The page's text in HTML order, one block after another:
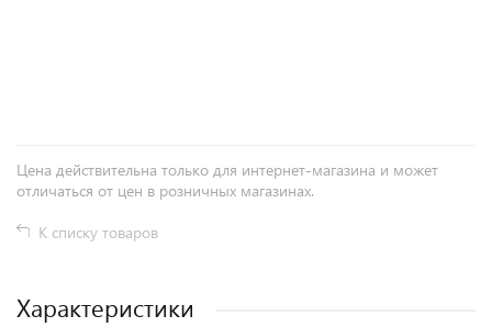
Цена действительна только для интернет-магазина и может
отличаться от цен в розничных магазинах.
К списку товаров
Характеристики